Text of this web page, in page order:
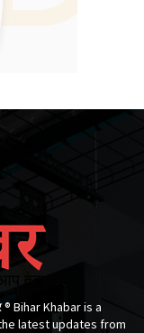
Bihar Khabar is a
latest updates from